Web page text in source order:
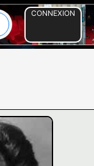
CONNEXION